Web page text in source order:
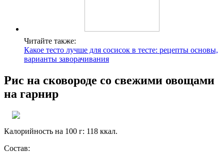
Читайте также:
Какое тесто лучше для сосисок в тесте: рецепты основы,
варианты заворачивания
Рис на сковороде со свежими овощами
на гарнир
Калорийность на 100 г: 118 ккал.
Состав: